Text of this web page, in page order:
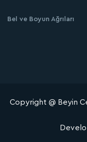
Bel ve Boyun Ağrıları
Copyright @ Beyin